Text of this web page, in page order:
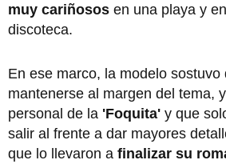
muy cariñosos en una playa y
discoteca.
En ese marco, la modelo sostuvo
mantenerse al margen del tema,
personal de la 'Foquita' y que
salir al frente a dar mayores
que lo llevaron a finalizar su